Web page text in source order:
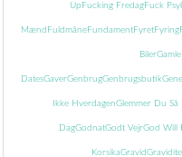
Up Fucking FredagFuck
Mænd FuldmåneFundamentFyretFyring
BilerGamle
DatesGaverGenbrugGenbrugsbutik
Ikke HverdagenGlemmer Du Så
DagGodnatGodt VejrGod Will
KorsikaGravid